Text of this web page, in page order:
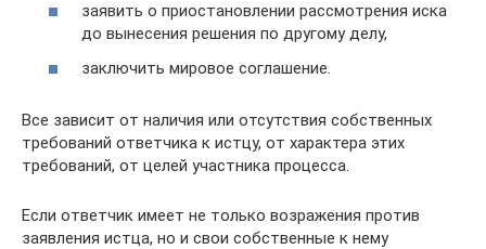
заявить о приостановлении рассмотрения иска
до вынесения решения по другому делу,
заключить мировое соглашение.
Все зависит от наличия или отсутствия собственных
требований ответчика к истцу, от характера этих
требований, от целей участника процесса.
Если ответчик имеет не только возражения против
заявления истца, но и свои собственные к нему